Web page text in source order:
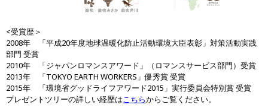
<受賞歴＞
2008年 「平成20年度地球温暖化防止活動環境大臣表彰」対策活動実践
部門 受賞
2010年 「ジャパンロマンスアワード」（ロマンスサービス部門）受賞
2013年 「TOKYO EARTH WORKERS」優秀賞 受賞
2015年 「環境省グッドライフアワード2015」実行委員会特別賞 受賞
プレゼントツリーの詳しい経歴はこちらからご覧ください。